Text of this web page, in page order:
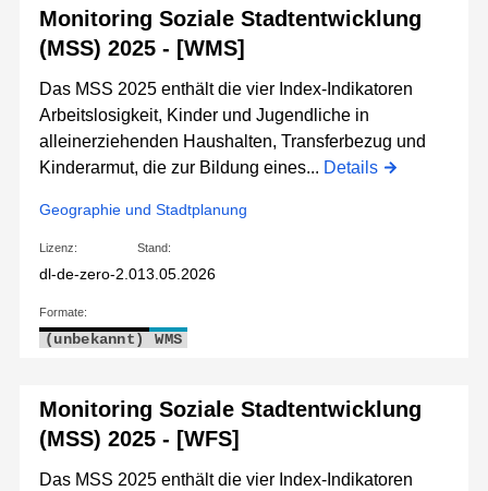
Monitoring Soziale Stadtentwicklung
(MSS) 2025 - [WMS]
Das MSS 2025 enthält die vier Index-Indikatoren
Arbeitslosigkeit, Kinder und Jugendliche in
alleinerziehenden Haushalten, Transferbezug und
Kinderarmut, die zur Bildung eines... Details
Geographie und Stadtplanung
Lizenz:
dl-de-zero-2.0
Stand:
13.05.2026
Formate:
(unbekannt) WMS
Monitoring Soziale Stadtentwicklung
(MSS) 2025 - [WFS]
Das MSS 2025 enthält die vier Index-Indikatoren